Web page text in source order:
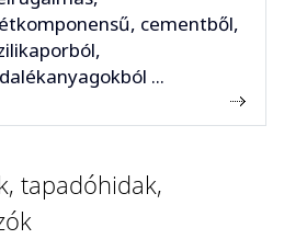
cementből,
...
tapadóhidak,